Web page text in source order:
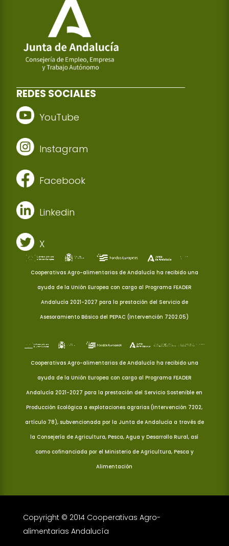
REDES SOCIALES
YouTube
Instagram
Facebook
Linkedin
X
Cooperativas Agro-alimentarias de Andalucía ha recibido una
ayuda de la Unión Europea con cargo al Programa FEADER
Andalucía 2021-2027 para la prestación del Servicio de
Asesoramiento Básico del PEPAC (Intervención 7202.05)
Cooperativas Agro-alimentarias de Andalucía ha recibido una
ayuda de la Unión Europea con cargo al Programa FEADER
Andalucía 2021-2027 para la prestación del Servicio Sostenible en
Producción Ecológica a explotaciones agrarias (Intervención 7202,
artículo 78), subvencionada por la Junta de Andalucía a través de
la Consejería de Agricultura, Pesca, Agua y Desarrollo Rural, así
como cofinanciada por el Ministerio de Agricultura, Pesca y
Alimentación
Copyright © 2014 Cooperativas Agro-
alimentarias Andalucía